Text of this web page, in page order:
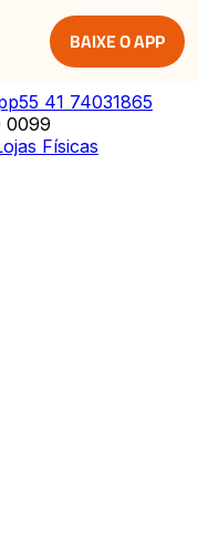
BAIXE O APP
55 41 74031865
0099
Físicas